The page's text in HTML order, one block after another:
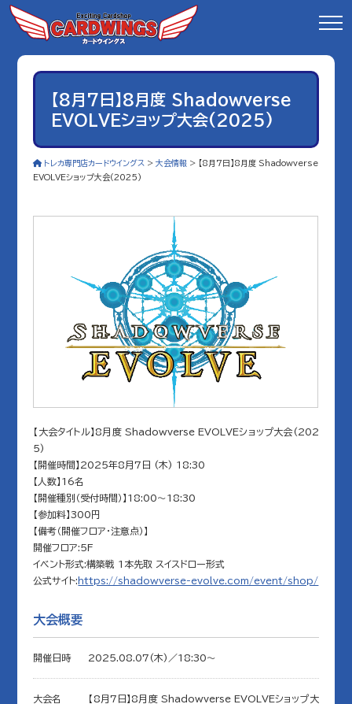
【8月7日】8月度 Shadowverse
EVOLVEショップ大会(2025)
トレカ専門店カードウイングス >大会情報 > 【8月7日】8月度 Shadowverse
EVOLVEショップ大会(2025)
【大会タイトル】8月度 Shadowverse EVOLVEショップ大会(202
5)
【開催時間】2025年8月7日 (木) 18:30
【人数】16名
【開催種別（受付時間）】18:00～18:30
【参加料】300円
【備考（開催フロア・注意点）】
開催フロア:5F
イベント形式:構築戦 1本先取 スイスドロー形式
公式サイト: https://shadowverse-evolve.com/event/shop/
大会概要
開催日時 2025.08.07(木)／18:30〜
大会名
【8月7日】8月度 Shadowverse EVOLVEショップ大